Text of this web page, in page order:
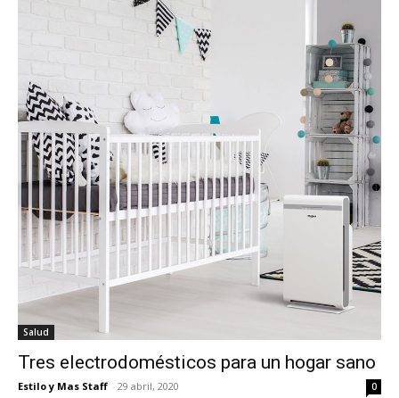
Salud
Tres electrodomésticos para un hogar sano
Estilo y Mas Staff - 29 abril, 2020 0